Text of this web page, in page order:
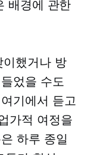
배경에 관한
이했거나 방
었을 수도
기에서 듣고
가적 여정을
하루 종일